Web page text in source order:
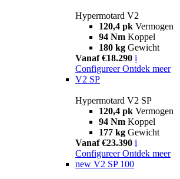
Hypermotard V2
120,4 pk Vermogen
94 Nm Koppel
180 kg Gewicht
Vanaf €18.290 i
Configureer Ontdek meer
V2 SP
Hypermotard V2 SP
120,4 pk Vermogen
94 Nm Koppel
177 kg Gewicht
Vanaf €23.390 i
Configureer Ontdek meer
new V2 SP 100